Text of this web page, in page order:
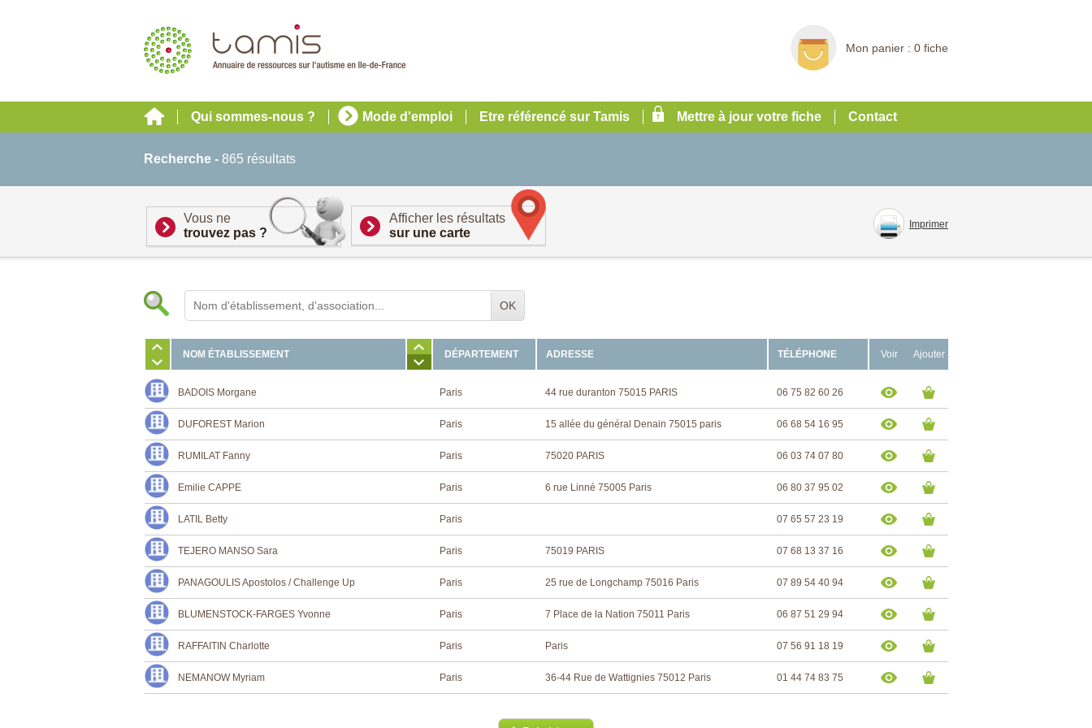
Mon panier : 0 fiche
Qui sommes-nous ? Mode d'emploi Etre référencé sur Tamis Mettre à jour votre fiche Contact
Recherche - 865 résultats
Vous ne
trouvez pas ?
Afficher les résultats
sur une carte
Imprimer
OK
NOM ÉTABLISSEMENT DÉPARTEMENT ADRESSE TÉLÉPHONE Voir Ajouter
BADOIS Morgane Paris 44 rue duranton 75015 PARIS 06 75 82 60 26
DUFOREST Marion Paris 15 allée du général Denain 75015 paris 06 68 54 16 95
RUMILAT Fanny Paris 75020 PARIS 06 03 74 07 80
Emilie CAPPE Paris 6 rue Linné 75005 Paris 06 80 37 95 02
LATIL Betty Paris 07 65 57 23 19
TEJERO MANSO Sara Paris 75019 PARIS 07 68 13 37 16
PANAGOULIS Apostolos / Challenge Up Paris 25 rue de Longchamp 75016 Paris 07 89 54 40 94
BLUMENSTOCK-FARGES Yvonne Paris 7 Place de la Nation 75011 Paris 06 87 51 29 94
RAFFAITIN Charlotte Paris Paris 07 56 91 18 19
NEMANOW Myriam Paris 36-44 Rue de Wattignies 75012 Paris 01 44 74 83 75